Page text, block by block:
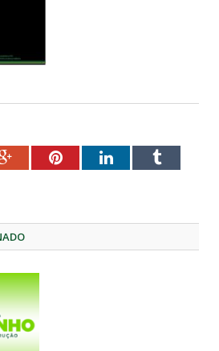
Google+PinterestLinkedInTumblr